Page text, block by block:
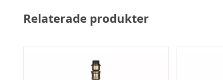
Relaterade produkter